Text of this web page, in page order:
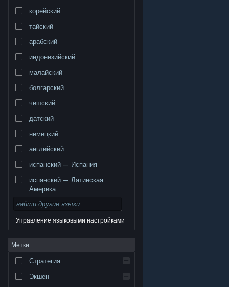
Полная версия
© Valve Corporation. Все права сохранены. Все
торговые марки являются собственностью
Правовая информация
Соглашение подписчика Steam
Файлы cookie
корейский
тайский
арабский
индонезийский
малайский
болгарский
чешский
датский
немецкий
английский
испанский — Испания
испанский — Латинская
Америка
Управление языковыми настройками
Метки
Стратегия
Экшен